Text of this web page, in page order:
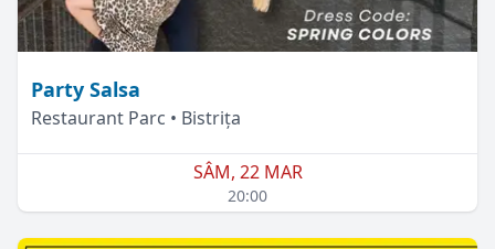
Party Salsa
Restaurant Parc • Bistrița
SÂM, 22 MAR
20:00